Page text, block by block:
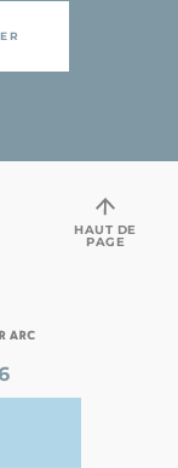
HAUT DE
PAGE